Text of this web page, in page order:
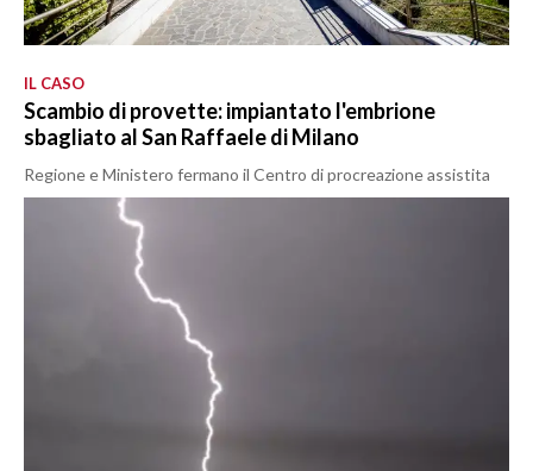
IL CASO
Scambio di provette: impiantato l'embrione
sbagliato al San Raffaele di Milano
Regione e Ministero fermano il Centro di procreazione assistita